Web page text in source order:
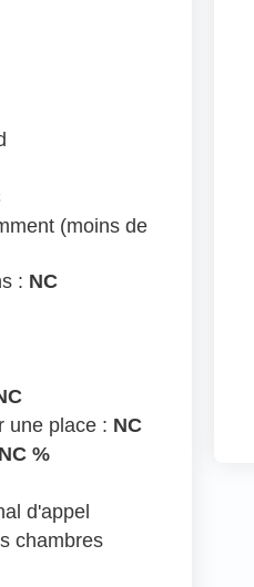
(moins de
: NC
une place : NC
NC %
d'appel
chambres